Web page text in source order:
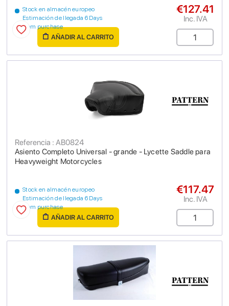
Stock en almacén europeo
Estimación de llegada 6 Days
from purchase
€127.41
Inc. IVA
AÑADIR AL CARRITO
Asiento Completo Universal - grande - Lycette Saddle para
Heavyweight Motorcycles
Referencia : AB0824
Stock en almacén europeo
Estimación de llegada 6 Days
from purchase
€117.47
Inc. IVA
AÑADIR AL CARRITO